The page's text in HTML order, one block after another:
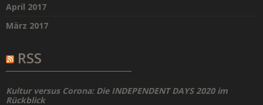
April 2017
März 2017
RSS
Kultur versus Corona: Die INDEPENDENT DAYS 2020 im
Rückblick